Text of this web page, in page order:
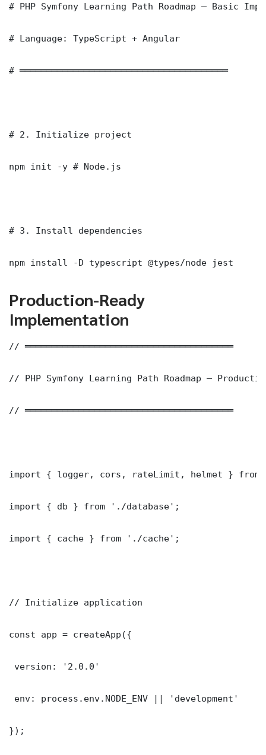
# PHP Symfony Learning Path Roadmap — Basic
# Language: TypeScript + Angular
# ═══════════════════════════════════════
# 2. Initialize project
npm init -y # Node.js
# 3. Install dependencies
npm install -D typescript @types/node jest
Production-Ready
Implementation
// ═══════════════════════════════════════
// PHP Symfony Learning Path Roadmap —
// ═══════════════════════════════════════
import { logger, cors, rateLimit, helmet } from
import { db } from './database';
import { cache } from './cache';
// Initialize application
const app = createApp({
version: '2.0.0'
env: process.env.NODE_ENV || 'development'
});